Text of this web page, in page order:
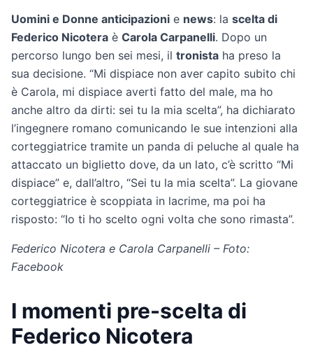
Uomini e Donne anticipazioni e news: la scelta di
Federico Nicotera è Carola Carpanelli. Dopo un
percorso lungo ben sei mesi, il tronista ha preso la
sua decisione. “Mi dispiace non aver capito subito chi
è Carola, mi dispiace averti fatto del male, ma ho
anche altro da dirti: sei tu la mia scelta”, ha dichiarato
l’ingegnere romano comunicando le sue intenzioni alla
corteggiatrice tramite un panda di peluche al quale ha
attaccato un biglietto dove, da un lato, c’è scritto “Mi
dispiace” e, dall’altro, “Sei tu la mia scelta”. La giovane
corteggiatrice è scoppiata in lacrime, ma poi ha
risposto: “Io ti ho scelto ogni volta che sono rimasta”.
Federico Nicotera e Carola Carpanelli – Foto:
Facebook
I momenti pre-scelta di
Federico Nicotera